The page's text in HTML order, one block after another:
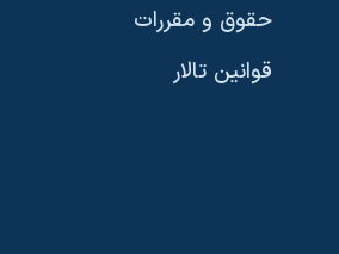
حقوق و مقررات
قوانین تالار